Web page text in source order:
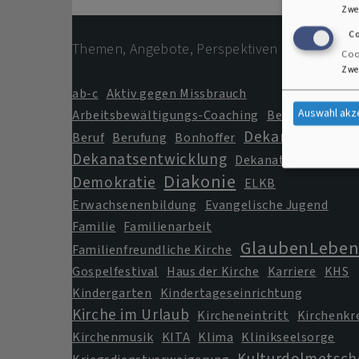
Themen, Angebote, Perspektiven
ab-c Aktiv gegen Missbrauch
Arbeitsbewältigungs-Coaching
Beruf Berufung Bonhoffer
Dekanat
Dekanatsentwicklung Dekanatsjugend
Demokratie Diakonie
ELKB
Erwachsenenbildung
Evangelische Jugend
Familie Familienarbeit
Familienfreundliche Kirche
GlaubenLeben
Gospelfestival Haus der Kirche Karriere
KHS
Kindergarten
Kindertageseinrichtung
Kirche im Urlaub Kircheneintritt
Kirchenmusik KITA Klima Klinikseelsorge
Auswahl